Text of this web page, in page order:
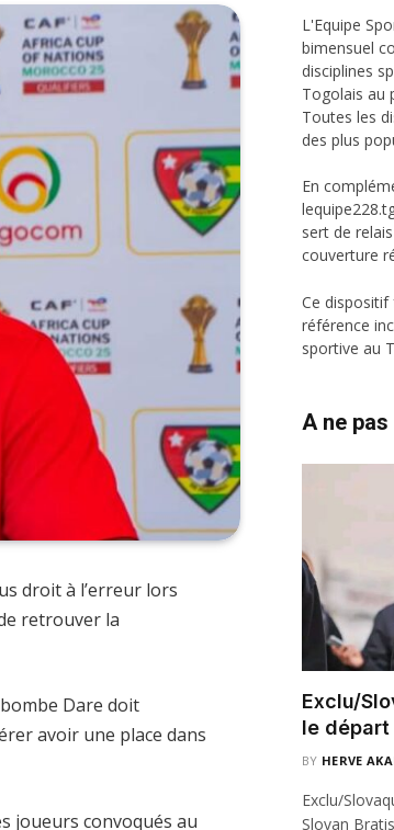
droit à l’erreur lors
retrouver la
Dare doit
avoir une place dans
joueurs convoqués au
L'Equipe
bimensuel
disciplines
Togolais au
Toutes les
des plus
En
sert de
couverture
Ce dispositif
référence
sportive au
A ne
Exclu/
le
BY HERVE
Exclu/
Slovan